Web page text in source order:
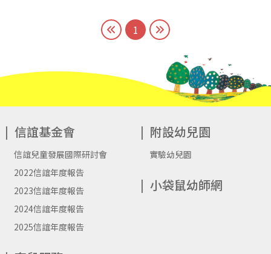
1
信誼基金會
信誼兒童發展國際研討會
2022信誼年度報告
2023信誼年度報告
2024信誼年度報告
2025信誼年度報告
附設幼兒園
實驗幼兒園
小袋鼠幼師網